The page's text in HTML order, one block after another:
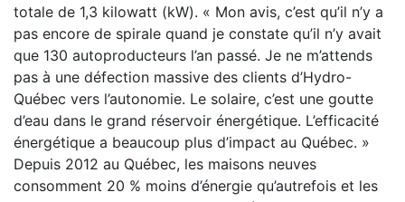
totale de 1,3 kilowatt (kW). « Mon avis, c’est qu’il n’y a
pas encore de spirale quand je constate qu’il n’y avait
que 130 autoproducteurs l’an passé. Je ne m’attends
pas à une défection massive des clients d’Hydro-
Québec vers l’autonomie. Le solaire, c’est une goutte
d’eau dans le grand réservoir énergétique. L’efficacité
énergétique a beaucoup plus d’impact au Québec. »
Depuis 2012 au Québec, les maisons neuves
consomment 20 % moins d’énergie qu’autrefois et les